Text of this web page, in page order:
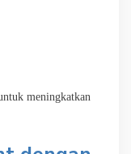
meningkatkan